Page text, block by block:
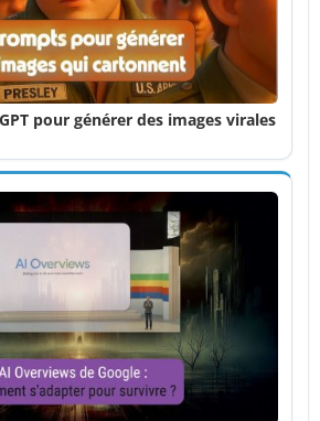
pour générer des images virales